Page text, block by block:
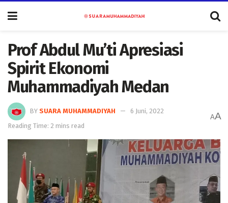
Prof Abdul Mu’ti Apresiasi
Spirit Ekonomi
Muhammadiyah Medan
BY SUARA MUHAMMADIYAH
6 Juni, 2022
Reading Time: 2 mins read
AA